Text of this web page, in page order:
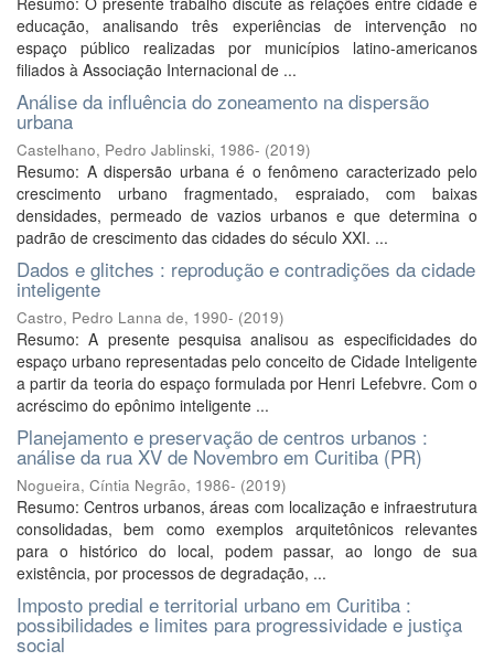
educação, analisando três experiências de intervenção no
espaço público realizadas por municípios latino-americanos
filiados à Associação Internacional de ...
Análise da influência do zoneamento na dispersão
urbana
Castelhano, Pedro Jablinski, 1986- (2019)
Resumo: A dispersão urbana é o fenômeno caracterizado pelo
crescimento urbano fragmentado, espraiado, com baixas
densidades, permeado de vazios urbanos e que determina o
padrão de crescimento das cidades do século XXI. ...
Dados e glitches : reprodução e contradições da cidade
inteligente
Castro, Pedro Lanna de, 1990- (2019)
Resumo: A presente pesquisa analisou as especificidades do
espaço urbano representadas pelo conceito de Cidade Inteligente
a partir da teoria do espaço formulada por Henri Lefebvre. Com o
acréscimo do epônimo inteligente ...
Planejamento e preservação de centros urbanos :
análise da rua XV de Novembro em Curitiba (PR)
Nogueira, Cíntia Negrão, 1986- (2019)
Resumo: Centros urbanos, áreas com localização e infraestrutura
consolidadas, bem como exemplos arquitetônicos relevantes
para o histórico do local, podem passar, ao longo de sua
existência, por processos de degradação, ...
Imposto predial e territorial urbano em Curitiba :
possibilidades e limites para progressividade e justiça
social